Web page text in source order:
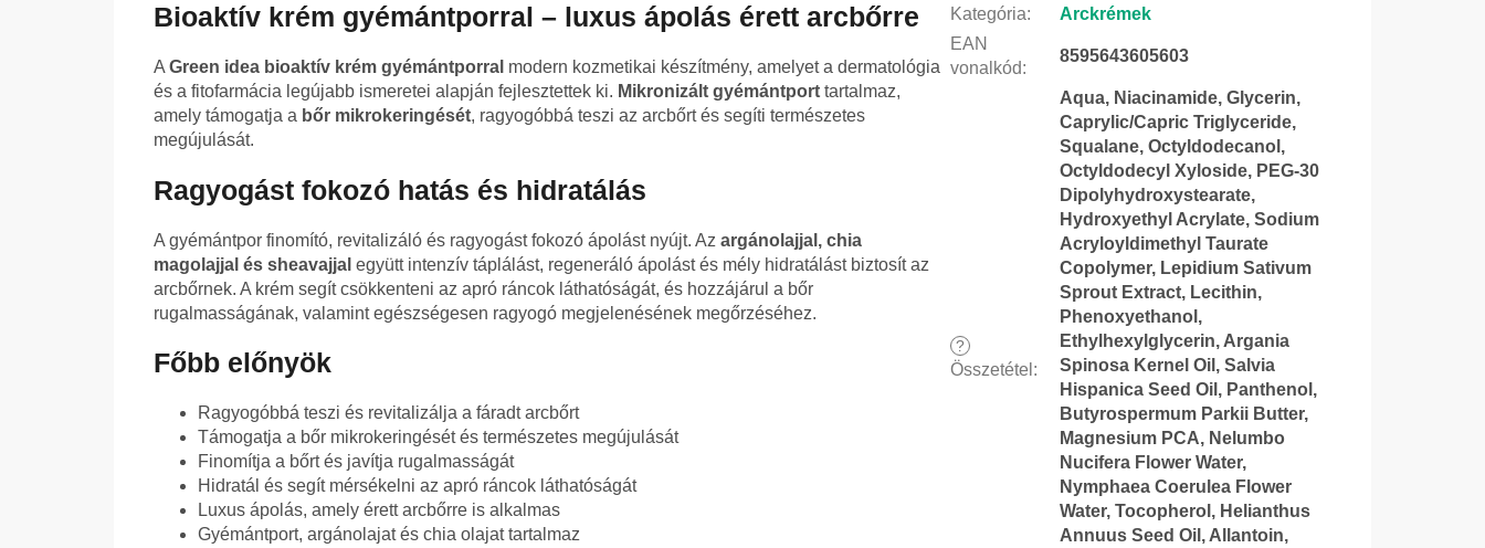
Bioaktív krém gyémántporral – luxus ápolás érett arcbőrre
A Green idea bioaktív krém gyémántporral modern kozmetikai készítmény, amelyet a dermatológia
és a fitofarmácia legújabb ismeretei alapján fejlesztettek ki. Mikronizált gyémántport tartalmaz,
amely támogatja a bőr mikrokeringését, ragyogóbbá teszi az arcbőrt és segíti természetes
megújulását.
Ragyogást fokozó hatás és hidratálás
A gyémántpor finomító, revitalizáló és ragyogást fokozó ápolást nyújt. Az argánolajjal, chia
magolajjal és sheavajjal együtt intenzív táplálást, regeneráló ápolást és mély hidratálást biztosít az
arcbőrnek. A krém segít csökkenteni az apró ráncok láthatóságát, és hozzájárul a bőr
rugalmasságának, valamint egészségesen ragyogó megjelenésének megőrzéséhez.
Főbb előnyök
Ragyogóbbá teszi és revitalizálja a fáradt arcbőrt
Támogatja a bőr mikrokeringését és természetes megújulását
Finomítja a bőrt és javítja rugalmasságát
Hidratál és segít mérsékelni az apró ráncok láthatóságát
Luxus ápolás, amely érett arcbőrre is alkalmas
Gyémántport, argánolajat és chia olajat tartalmaz
Kategória:
Arckrémek
EAN
vonalkód:
8595643605603
?
Összetétel :
Aqua, Niacinamide, Glycerin,
Caprylic/Capric Triglyceride,
Squalane, Octyldodecanol,
Octyldodecyl Xyloside, PEG-30
Dipolyhydroxystearate,
Hydroxyethyl Acrylate, Sodium
Acryloyldimethyl Taurate
Copolymer, Lepidium Sativum
Sprout Extract, Lecithin,
Phenoxyethanol,
Ethylhexylglycerin, Argania
Spinosa Kernel Oil, Salvia
Hispanica Seed Oil, Panthenol,
Butyrospermum Parkii Butter,
Magnesium PCA, Nelumbo
Nucifera Flower Water,
Nymphaea Coerulea Flower
Water, Tocopherol, Helianthus
Annuus Seed Oil, Allantoin,